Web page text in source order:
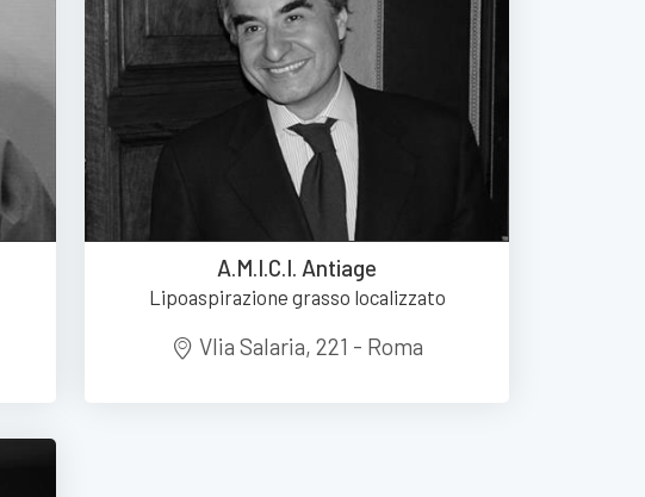
A.M.I.C.I. Antiage
Lipoaspirazione grasso localizzato
VIia Salaria, 221 - Roma